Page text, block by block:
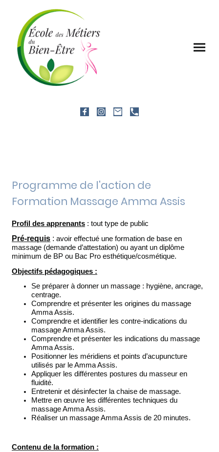
Programme de l'action de
Formation Massage Amma Assis
Profil des apprenants : tout type de public
Pré-requis : avoir effectué une formation de base en
massage (demande d’attestation) ou ayant un diplôme
minimum de BP ou Bac Pro esthétique/cosmétique.
Objectifs pédagogiques :
Se préparer à donner un massage : hygiène, ancrage,
centrage.
Comprendre et présenter les origines du massage
Amma Assis.
Comprendre et identifier les contre-indications du
massage Amma Assis.
Comprendre et présenter les indications du massage
Amma Assis.
Positionner les méridiens et points d’acupuncture
utilisés par le Amma Assis.
Appliquer les différentes postures du masseur en
fluidité.
Entretenir et désinfecter la chaise de massage.
Mettre en œuvre les différentes techniques du
massage Amma Assis.
Réaliser un massage Amma Assis de 20 minutes.
Contenu de la formation :